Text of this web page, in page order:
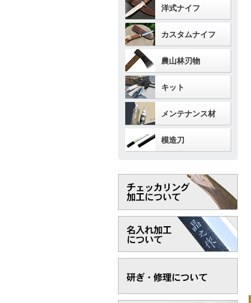
洋式ナイフ
カスタムナイフ
農山林刃物
キット
メンテナンス材
模造刀